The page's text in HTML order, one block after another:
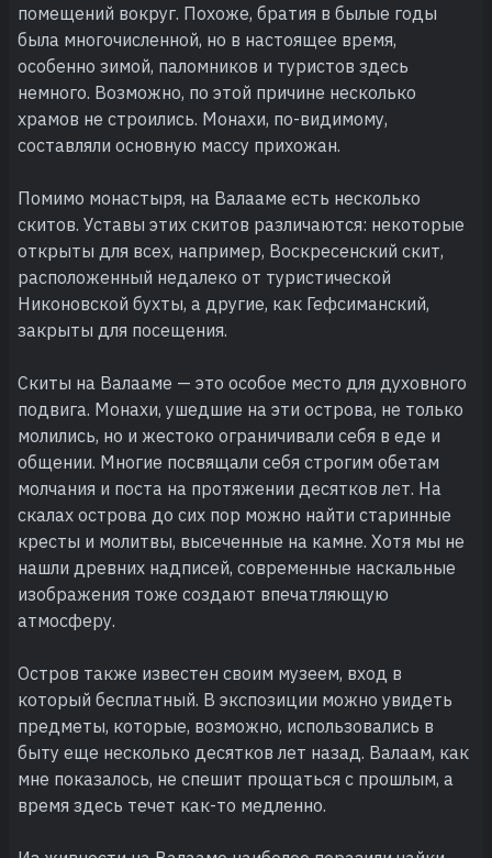
помещений вокруг. Похоже, братия в былые годы
была многочисленной, но в настоящее время,
особенно зимой, паломников и туристов здесь
немного. Возможно, по этой причине несколько
храмов не строились. Монахи, по-видимому,
составляли основную массу прихожан.
Помимо монастыря, на Валааме есть несколько
скитов. Уставы этих скитов различаются: некоторые
открыты для всех, например, Воскресенский скит,
расположенный недалеко от туристической
Никоновской бухты, а другие, как Гефсиманский,
закрыты для посещения.
Скиты на Валааме — это особое место для духовного
подвига. Монахи, ушедшие на эти острова, не только
молились, но и жестоко ограничивали себя в еде и
общении. Многие посвящали себя строгим обетам
молчания и поста на протяжении десятков лет. На
скалах острова до сих пор можно найти старинные
кресты и молитвы, высеченные на камне. Хотя мы не
нашли древних надписей, современные наскальные
изображения тоже создают впечатляющую
атмосферу.
Остров также известен своим музеем, вход в
который бесплатный. В экспозиции можно увидеть
предметы, которые, возможно, использовались в
быту еще несколько десятков лет назад. Валаам, как
мне показалось, не спешит прощаться с прошлым, а
время здесь течет как-то медленно.